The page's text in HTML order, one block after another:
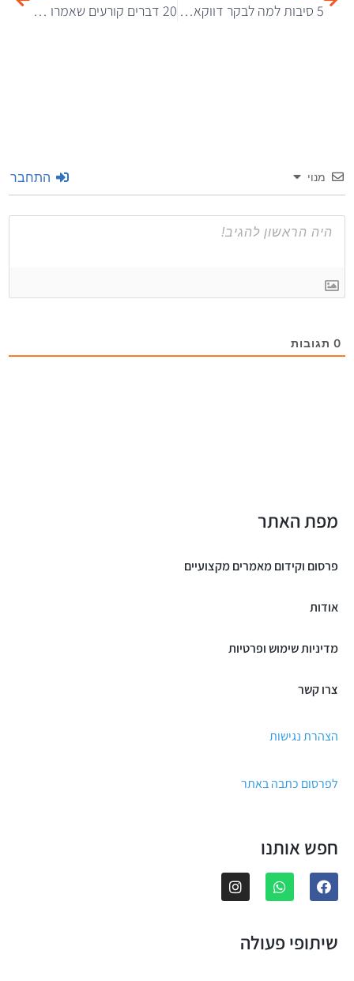
5 סיבות למה לבקר דווקא עכשיו בארצות הברית 20 דברים קורעים שאמרו ילדים ישראלים
מנוי התחבר
0תגובות
מפת האתר
פרסום וקידום מאמרים מקצועיים
אודות
מדיניות שימוש ופרטיות
צרו קשר
הצהרת נגישות
לפרסום כתבה באתר
חפש אותנו
שיתופי פעולה